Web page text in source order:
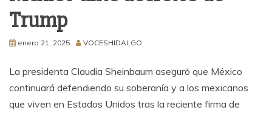
Trump
enero 21, 2025 VOCESHIDALGO
La presidenta Claudia Sheinbaum aseguró que México
continuará defendiendo su soberanía y a los mexicanos
que viven en Estados Unidos tras la reciente firma de